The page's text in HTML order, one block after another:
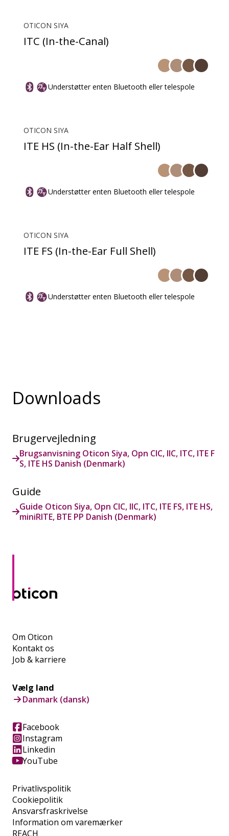
OTICON SIYA
ITC (In-the-Canal)
Understøtter enten Bluetooth eller telespole
OTICON SIYA
ITE HS (In-the-Ear Half Shell)
Understøtter enten Bluetooth eller telespole
OTICON SIYA
ITE FS (In-the-Ear Full Shell)
Understøtter enten Bluetooth eller telespole
Downloads
Brugervejledning
Brugsanvisning Oticon Siya, Opn CIC, IIC, ITC, ITE F
S, ITE HS Danish (Denmark)
Guide
Guide Oticon Siya, Opn CIC, IIC, ITC, ITE FS, ITE HS,
miniRITE, BTE PP Danish (Denmark)
Om Oticon
Kontakt os
Job & karriere
Privatlivspolitik
Cookiepolitik
Ansvarsfraskrivelse
Information om varemærker
REACH
Vælg land
Danmark (dansk)
Facebook
Instagram
Linkedin
YouTube